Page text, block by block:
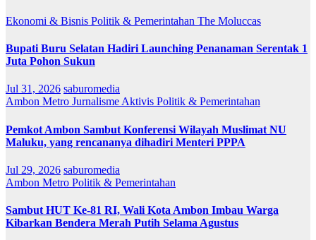
Ekonomi & Bisnis Politik & Pemerintahan The Moluccas
Bupati Buru Selatan Hadiri Launching Penanaman Serentak 1
Juta Pohon Sukun
Jul 31, 2026 saburomedia
Ambon Metro Jurnalisme Aktivis Politik & Pemerintahan
Pemkot Ambon Sambut Konferensi Wilayah Muslimat NU
Maluku, yang rencananya dihadiri Menteri PPPA
Jul 29, 2026 saburomedia
Ambon Metro Politik & Pemerintahan
Sambut HUT Ke-81 RI, Wali Kota Ambon Imbau Warga
Kibarkan Bendera Merah Putih Selama Agustus